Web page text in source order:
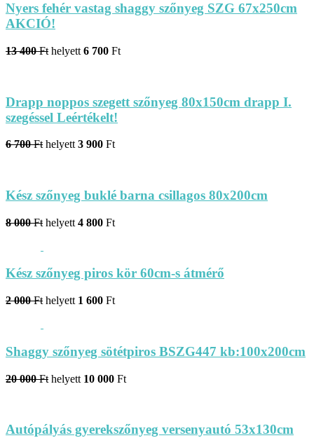
Nyers fehér vastag shaggy szőnyeg SZG 67x250cm
AKCIÓ!
13 400 Ft helyett 6 700 Ft
Drapp noppos szegett szőnyeg 80x150cm drapp I.
szegéssel Leértékelt!
6 700 Ft helyett 3 900 Ft
Kész szőnyeg buklé barna csillagos 80x200cm
8 000 Ft helyett 4 800 Ft
Kész szőnyeg piros kör 60cm-s átmérő
2 000 Ft helyett 1 600 Ft
Shaggy szőnyeg sötétpiros BSZG447 kb:100x200cm
20 000 Ft helyett 10 000 Ft
Autópályás gyerekszőnyeg versenyautó 53x130cm